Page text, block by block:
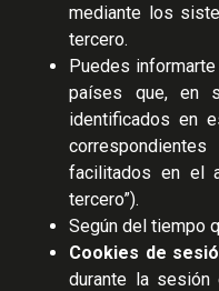
mediante los
tercero.
Puedes
países que, en
identificados en
facilitados en el
tercero”).
Según del tiempo
Cookies de
durante la